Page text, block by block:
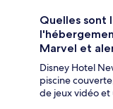
Quelles sont
Marvel et
Disney Hotel
piscine
de jeux vidéo et